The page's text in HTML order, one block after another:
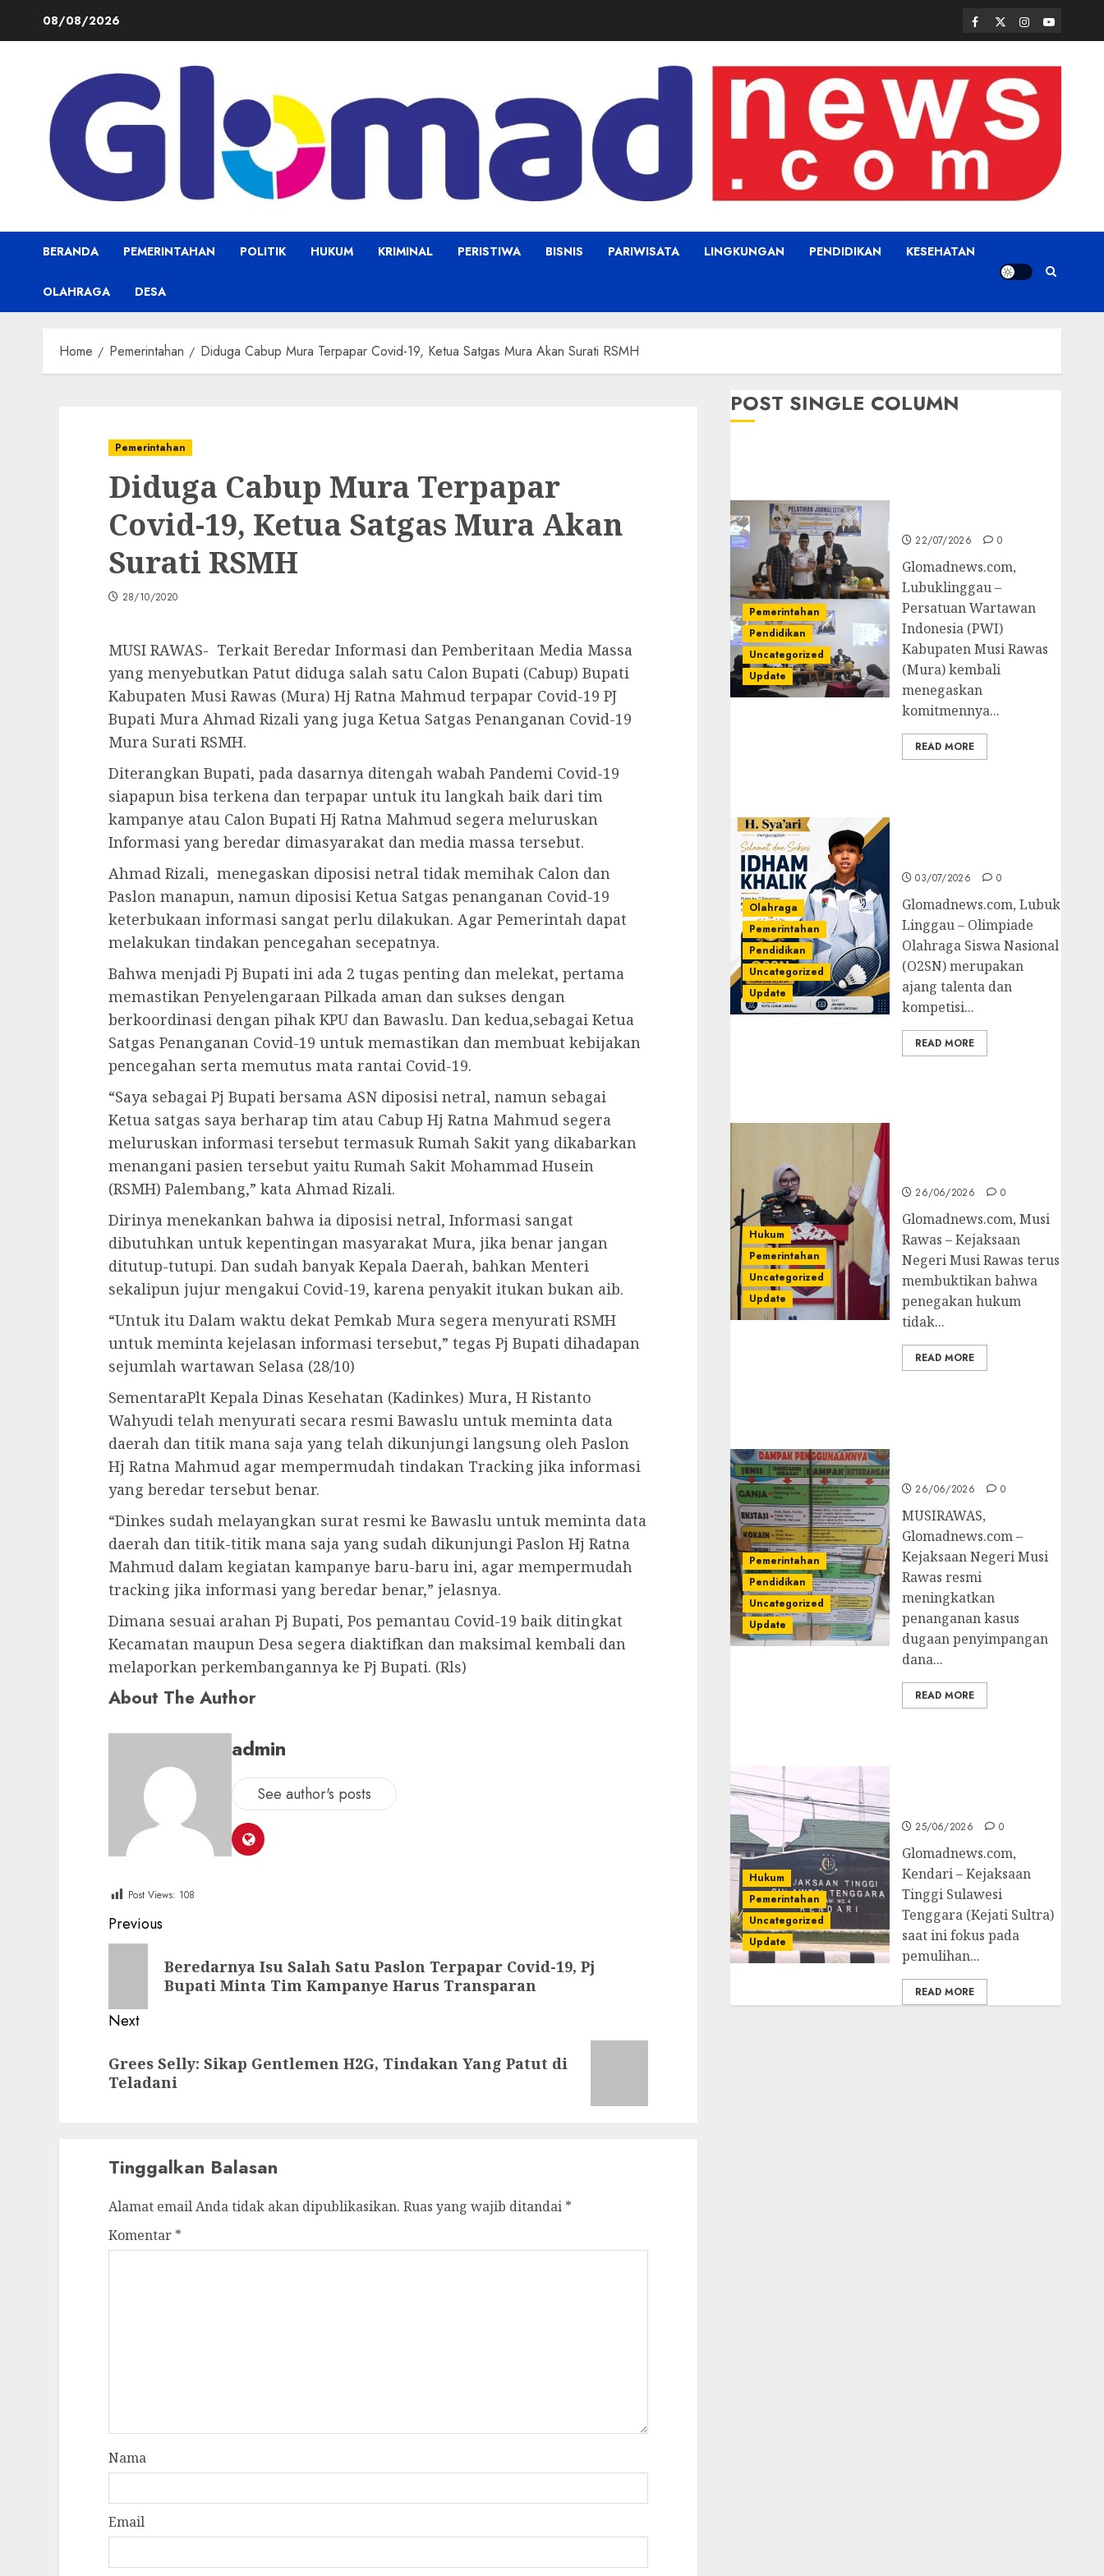
08/08/2026 Facebook
TwitterInstagram
Youtube
BERANDA PEMERINTAHAN POLITIK HUKUM KRIMINAL PERISTIWA BISNIS PARIWISATA LINGKUNGAN PENDIDIKAN KESEHATAN
OLAHRAGA DESA
Home Pemerintahan Diduga Cabup Mura Terpapar Covid-19, Ketua Satgas Mura Akan Surati RSMH
Pemerintahan
Diduga Cabup Mura Terpapar
Covid-19, Ketua Satgas Mura Akan
Surati RSMH
28/10/2020
MUSI RAWAS- Terkait Beredar Informasi dan Pemberitaan Media Massa
yang menyebutkan Patut diduga salah satu Calon Bupati (Cabup) Bupati
Kabupaten Musi Rawas (Mura) Hj Ratna Mahmud terpapar Covid-19 PJ
Bupati Mura Ahmad Rizali yang juga Ketua Satgas Penanganan Covid-19
Mura Surati RSMH.
Diterangkan Bupati, pada dasarnya ditengah wabah Pandemi Covid-19
siapapun bisa terkena dan terpapar untuk itu langkah baik dari tim
kampanye atau Calon Bupati Hj Ratna Mahmud segera meluruskan
Informasi yang beredar dimasyarakat dan media massa tersebut.
Ahmad Rizali, menegaskan diposisi netral tidak memihak Calon dan
Paslon manapun, namun diposisi Ketua Satgas penanganan Covid-19
keterbukaan informasi sangat perlu dilakukan. Agar Pemerintah dapat
melakukan tindakan pencegahan secepatnya.
Bahwa menjadi Pj Bupati ini ada 2 tugas penting dan melekat, pertama
memastikan Penyelengaraan Pilkada aman dan sukses dengan
berkoordinasi dengan pihak KPU dan Bawaslu. Dan kedua,sebagai Ketua
Satgas Penanganan Covid-19 untuk memastikan dan membuat kebijakan
pencegahan serta memutus mata rantai Covid-19.
“Saya sebagai Pj Bupati bersama ASN diposisi netral, namun sebagai
Ketua satgas saya berharap tim atau Cabup Hj Ratna Mahmud segera
meluruskan informasi tersebut termasuk Rumah Sakit yang dikabarkan
menangani pasien tersebut yaitu Rumah Sakit Mohammad Husein
(RSMH) Palembang,” kata Ahmad Rizali.
Dirinya menekankan bahwa ia diposisi netral, Informasi sangat
dibutuhkan untuk kepentingan masyarakat Mura, jika benar jangan
ditutup-tutupi. Dan sudah banyak Kepala Daerah, bahkan Menteri
sekalipun jujur mengakui Covid-19, karena penyakit itukan bukan aib.
“Untuk itu Dalam waktu dekat Pemkab Mura segera menyurati RSMH
untuk meminta kejelasan informasi tersebut,” tegas Pj Bupati dihadapan
sejumlah wartawan Selasa (28/10)
SementaraPlt Kepala Dinas Kesehatan (Kadinkes) Mura, H Ristanto
Wahyudi telah menyurati secara resmi Bawaslu untuk meminta data
daerah dan titik mana saja yang telah dikunjungi langsung oleh Paslon
Hj Ratna Mahmud agar mempermudah tindakan Tracking jika informasi
yang beredar tersebut benar.
“Dinkes sudah melayangkan surat resmi ke Bawaslu untuk meminta data
daerah dan titik-titik mana saja yang sudah dikunjungi Paslon Hj Ratna
Mahmud dalam kegiatan kampanye baru-baru ini, agar mempermudah
tracking jika informasi yang beredar benar,” jelasnya.
Dimana sesuai arahan Pj Bupati, Pos pemantau Covid-19 baik ditingkat
Kecamatan maupun Desa segera diaktifkan dan maksimal kembali dan
melaporkan perkembangannya ke Pj Bupati. (Rls)
About The Author
admin
See author's posts
Post Views: 108
Post
navigation
Previous
Beredarnya Isu Salah Satu Paslon Terpapar Covid-19, Pj
Bupati Minta Tim Kampanye Harus Transparan
Next
post:
Grees Selly: Sikap Gentlemen H2G, Tindakan Yang Patut di
Teladani
Tinggalkan Balasan
Alamat email Anda tidak akan dipublikasikan. Ruas yang wajib ditandai *
Komentar *
Nama
Email
POST SINGLE COLUMN
Pemerintahan
Pendidikan
Uncategorized
Update
22/07/2026 0
Glomadnews.com,
Lubuklinggau –
Persatuan Wartawan
Indonesia (PWI)
Kabupaten Musi Rawas
(Mura) kembali
menegaskan
komitmennya...
READ MORE
Olahraga
Pemerintahan
Pendidikan
Uncategorized
Update
03/07/2026 0
Glomadnews.com, Lubuk
Linggau – Olimpiade
Olahraga Siswa Nasional
(O2SN) merupakan
ajang talenta dan
kompetisi...
READ MORE
Hukum
Pemerintahan
Uncategorized
Update
26/06/2026 0
Glomadnews.com, Musi
Rawas – Kejaksaan
Negeri Musi Rawas terus
membuktikan bahwa
penegakan hukum
tidak...
READ MORE
Pemerintahan
Pendidikan
Uncategorized
Update
26/06/2026 0
MUSIRAWAS,
Glomadnews.com –
Kejaksaan Negeri Musi
Rawas resmi
meningkatkan
penanganan kasus
dugaan penyimpangan
dana...
READ MORE
Hukum
Pemerintahan
Uncategorized
Update
25/06/2026 0
Glomadnews.com,
Kendari – Kejaksaan
Tinggi Sulawesi
Tenggara (Kejati Sultra)
saat ini fokus pada
pemulihan...
READ MORE